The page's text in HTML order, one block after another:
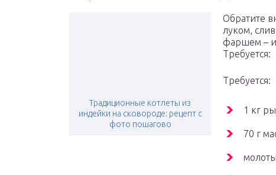
Традиционные котлеты из
индейки на сковороде: рецепт с
фото пошагово
Обратите
луком,
фаршем –
Требуется:
Требуется:
1 кг
70 г